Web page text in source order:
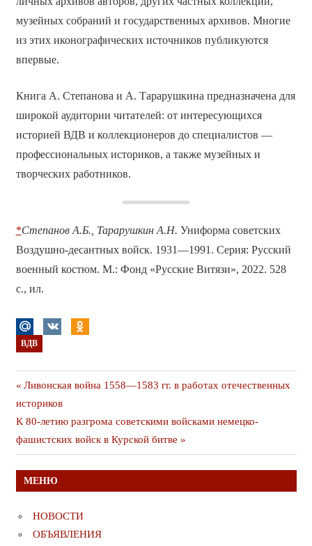
музейных собраний и государственных архивов. Многие
из этих иконографических источников публикуются
впервые.
Книга А. Степанова и А. Тарарушкина предназначена для
широкой аудитории читателей: от интересующихся
историей ВДВ и коллекционеров до специалистов —
профессиональных историков, а также музейных и
творческих работников.
*Степанов А.Б., Тарарушкин А.Н. Униформа советских
Воздушно-десантных войск. 1931—1991. Серия: Русский
военный костюм. М.: Фонд «Русские Витязи», 2022. 528
с., ил.
ВДВ
Навигация
по
записям
Предыдущая
публикация
Ливонская война 1558—1583 гг. в работах отечественных
историков
Следующая
публикация
К 80-летию разгрома советскими войсками немецко-
фашистских войск в Курской битве
МЕНЮ
НОВОСТИ
ОБЪЯВЛЕНИЯ